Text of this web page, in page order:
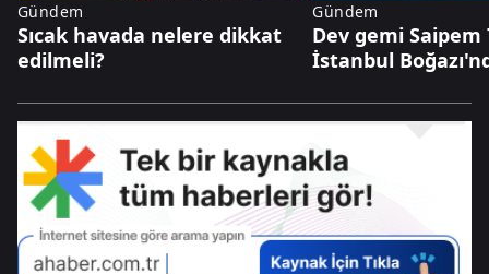
Gündem
Sıcak havada nelere dikkat
edilmeli?
Gündem
Dev gemi Saipem
İstanbul